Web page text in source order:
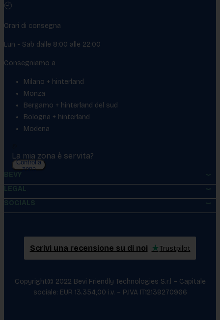
🕘
Orari di consegna
Lun - Sab dalle 8:00 alle 22:00
Consegniamo a
Milano + hinterland
Monza
Bergamo + hinterland del sud
Bologna + hinterland
Modena
La mia zona è servita?
Controlla
zona
BEVY
LEGAL
SOCIALS
Scrivi una recensione su di noi ★Trustpilot
Copyright© 2022 Bevi Friendly Technologies S.r.l – Capitale
sociale: EUR 13.354,00 i.v. – P.IVA IT12139270966